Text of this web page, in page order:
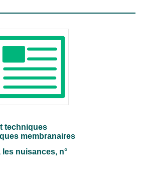
techniques
membranaires
les nuisances, n°